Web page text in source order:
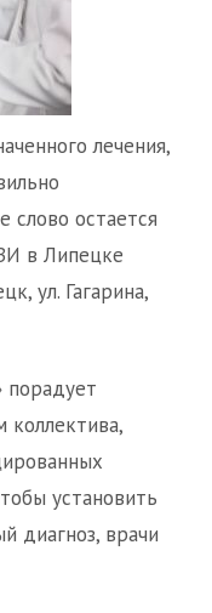
лечения,
слово остается
в Липецке
ул. Гагарина,
установить
диагноз, врачи